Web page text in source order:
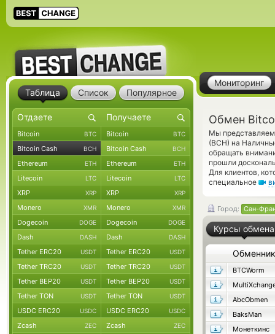
Мониторинг
Обмен
Мы представляем
(BCH) на
обращать
прошли
Для клиентов,
специальное
Город: Сан-
Курсы обмена
Обменник
BTCWorm
AbcObmen
BaksMan
Монеткинс
Таблица Список Популярное
Bitcoin BTC Bitcoin BTC
Bitcoin Cash BCH Bitcoin Cash BCH
Ethereum ETH Ethereum ETH
Litecoin LTC Litecoin LTC
XRP XRP XRP XRP
Monero XMR Monero XMR
Dogecoin DOGE Dogecoin DOGE
Dash DASH Dash DASH
Tether ERC20 USDT Tether ERC20 USDT
Tether TRC20 USDT Tether TRC20 USDT
Tether BEP20 USDT Tether BEP20 USDT
Tether TON USDT Tether TON USDT
USDC ERC20 USDC USDC ERC20 USDC
Zcash ZEC Zcash ZEC